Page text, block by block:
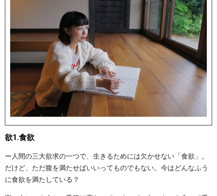
欲1.食欲
ー人間の三大欲求の一つで、生きるためには欠かせない「食欲」。
だけど、ただ腹を満たせばいいってものでもない。今はどんなふう
に食欲を満たしている？